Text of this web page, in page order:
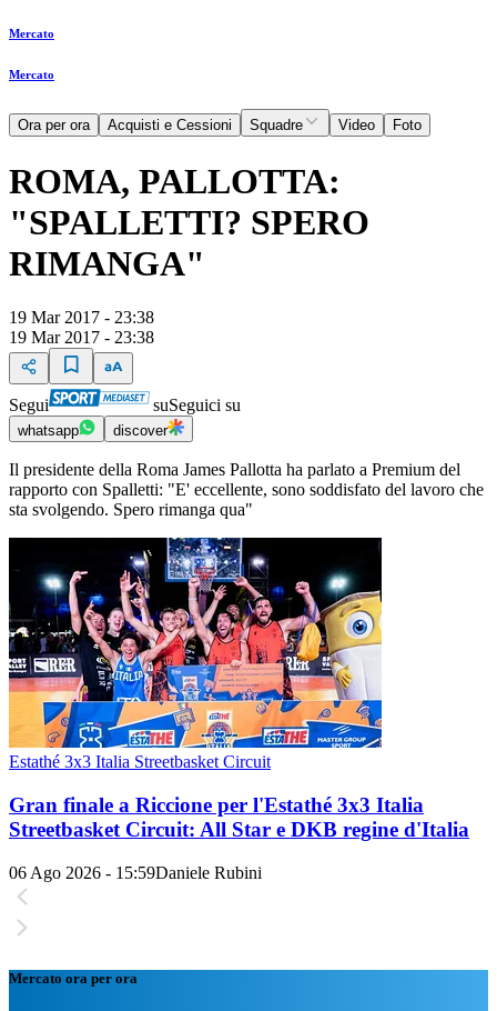
Mercato
Mercato
Ora per ora Acquisti e Cessioni Squadre Video Foto
ROMA, PALLOTTA:
"SPALLETTI? SPERO
RIMANGA"
19 Mar 2017 - 23:38
19 Mar 2017 - 23:38
Segui suSeguici su
whatsapp discover
Il presidente della Roma James Pallotta ha parlato a Premium del
rapporto con Spalletti: "E' eccellente, sono soddisfato del lavoro che
sta svolgendo. Spero rimanga qua"
Estathé 3x3 Italia Streetbasket Circuit
Gran finale a Riccione per l'Estathé 3x3 Italia
Streetbasket Circuit: All Star e DKB regine d'Italia
06 Ago 2026 - 15:59Daniele Rubini
Mercato ora per ora